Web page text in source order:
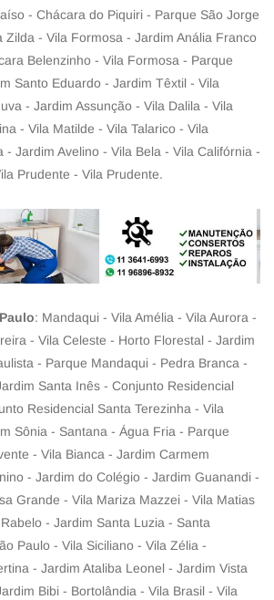
- Chácara do Piquiri - Parque São Jorge
Zilda - Vila Formosa - Jardim Anália Franco
Belenzinho - Vila Formosa - Parque
Santo Eduardo - Jardim Têxtil - Vila
- Jardim Assunção - Vila Dalila - Vila
- Vila Matilde - Vila Talarico - Vila
- Jardim Avelino - Vila Bela - Vila Califórnia -
Prudente - Vila Prudente.
: Mandaqui - Vila Amélia - Vila Aurora -
- Vila Celeste - Horto Florestal - Jardim
- Parque Mandaqui - Pedra Branca -
Santa Inês - Conjunto Residencial
Residencial Santa Terezinha - Vila
Sônia - Santana - Água Fria - Parque
- Vila Bianca - Jardim Carmem
- Jardim do Colégio - Jardim Guanandi -
Grande - Vila Mariza Mazzei - Vila Matias
- Jardim Santa Luzia - Santa
Paulo - Vila Siciliano - Vila Zélia -
- Jardim Ataliba Leonel - Jardim Vista
Bibi - Bortolândia - Vila Brasil - Vila